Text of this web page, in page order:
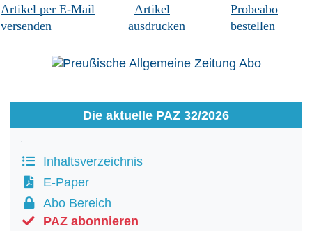
Artikel per E-Mail
versenden
Artikel
ausdrucken
Probeabo
bestellen
Die aktuelle PAZ 32/2026
Inhaltsverzeichnis
E-Paper
Abo Bereich
PAZ abonnieren